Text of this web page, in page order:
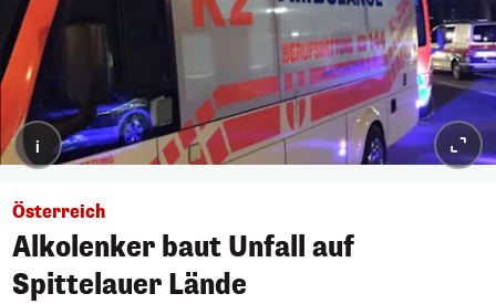
i
Österreich
Alkolenker baut Unfall auf
Spittelauer Lände